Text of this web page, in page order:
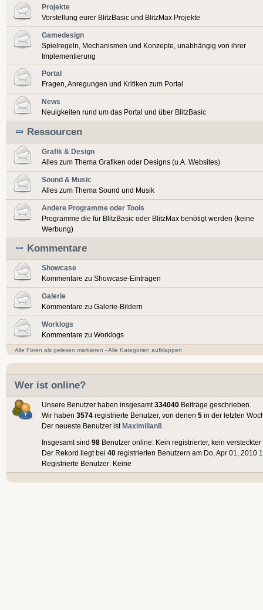
Projekte
Vorstellung eurer BlitzBasic und BlitzMax Projekte
Gamedesign
Spielregeln, Mechanismen und Konzepte, unabhängig von ihrer
Implementierung
Portal
Fragen, Anregungen und Kritiken zum Portal
News
Neuigkeiten rund um das Portal und über BlitzBasic
Ressourcen
Grafik & Design
Alles zum Thema Grafiken oder Designs (u.A. Websites)
Sound & Music
Alles zum Thema Sound und Musik
Andere Programme oder Tools
Programme die für BlitzBasic oder BlitzMax benötigt werden (keine
Werbung)
Kommentare
Showcase
Kommentare zu Showcase-Einträgen
Galerie
Kommentare zu Galerie-Bildern
Worklogs
Kommentare zu Worklogs
Alle Foren als gelesen markieren -Alle Kategorien aufklappen
Wer ist online?
Unsere Benutzer haben insgesamt334040 Beiträge geschrieben.
Wir haben 3574 registrierte Benutzer, von denen 5 in der letzten
Der neueste Benutzer istMaximilian8
Insgesamt sind 98 Benutzer online: Kein registrierter, kein
Der Rekord liegt bei 40 registrierten Benutzern am Do, Apr 01, 2010
Registrierte Benutzer: Keine